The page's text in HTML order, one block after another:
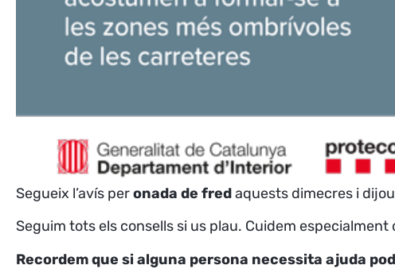
Segueix l’avís peronada de fredaquests dimecres i
Seguim tots els consells si us plau. Cuidem
Recordem que si alguna persona necessita ajuda